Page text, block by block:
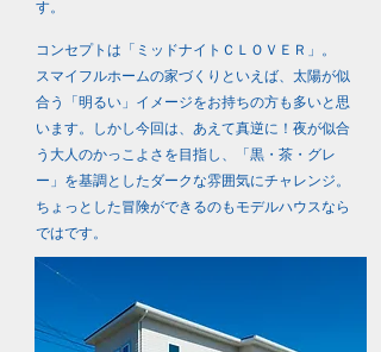
す。
コンセプトは「ミッドナイトＣＬＯＶＥＲ」。
スマイフルホームの家づくりといえば、太陽が似
合う「明るい」イメージをお持ちの方も多いと思
います。しかし今回は、あえて真逆に！夜が似合
う大人のかっこよさを目指し、「黒・茶・グレ
ー」を基調としたダークな雰囲気にチャレンジ。
ちょっとした冒険ができるのもモデルハウスなら
ではです。